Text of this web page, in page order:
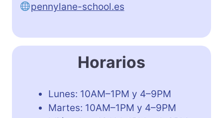
pennylane-school.es
Horarios
Lunes: 10AM–1PM y 4–9PM
Martes: 10AM–1PM y 4–9PM